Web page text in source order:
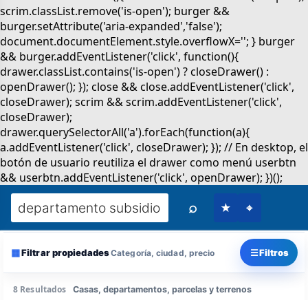
⌕ ★ ⌖
▦Filtrar propiedadesCategoría, ciudad, precio ☰Filtros
8 Resultados Casas, departamentos, parcelas y terrenos